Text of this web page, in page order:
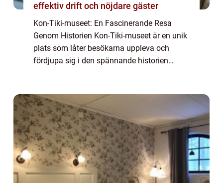
effektiv drift och nöjdare gäster
Kon-Tiki-museet: En Fascinerande Resa
Genom Historien Kon-Tiki-museet är en unik
plats som låter besökarna uppleva och
fördjupa sig i den spännande historien
äventyrare...